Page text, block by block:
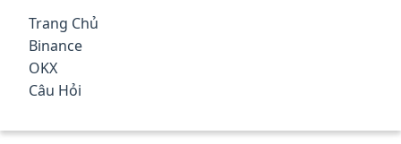
đến
nội
dung
chính
Top Nền Tảng Giao Dịch Tiền
Điện Tử Tốt Nhất 2025 – Phí
Thấp, An Toàn, Có Thưởng
Trang Chủ
Binance
OKX
Câu Hỏi
Trang Chủ